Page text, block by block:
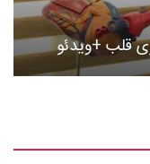
قلب +ویدئو